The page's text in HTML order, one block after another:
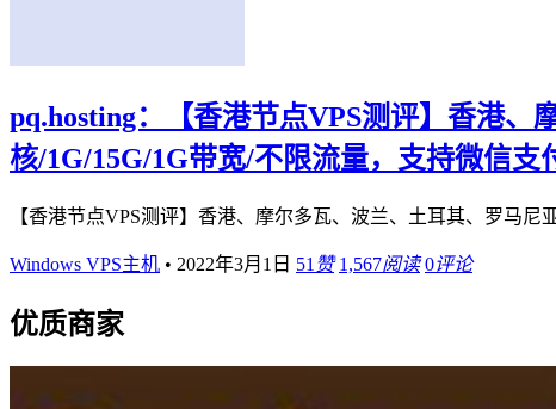
pq.hosting：【香港节点VPS测评】香港、
核/1G/15G/1G带宽/不限流量，支持微信支
【香港节点VPS测评】香港、摩尔多瓦、波兰、土耳其、罗马
Windows VPS主机 • 2022年3月1日 51 赞 1,567阅读 0评论
优质商家